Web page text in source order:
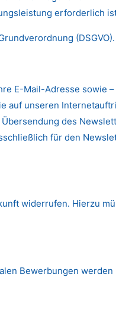
erforderlich
(DSGVO).
E-Mail-Adresse sowie
auf unseren
des
für den
widerrufen. Hierzu
Bewerbungen